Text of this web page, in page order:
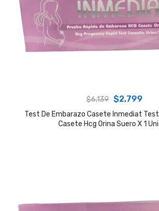
$6,139 Original
price
was:
$2,799
is:
Test De Embarazo Casete Inmediat
Casete Hcg Orina Suero X 1